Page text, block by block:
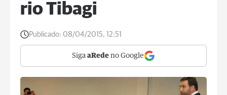
rio Tibagi
Publicado: 08/04/2015, 12:51
Siga aRede no Google